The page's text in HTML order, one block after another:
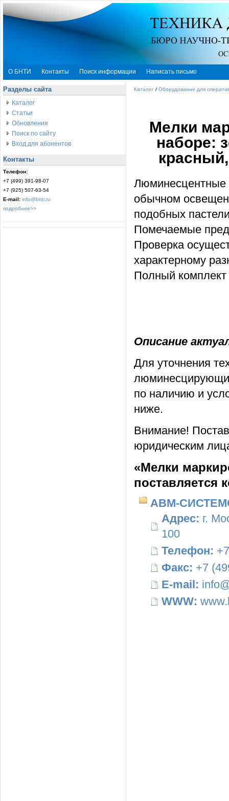
О БНТИ Контакты Поиск информации Написать письмо
Разделы сайта
Каталог
Статьи
Обновления
Поиск по сайту
Вход для абонентов
Контакты
Телефон:
+7 (499) 391-98-07
+7 (925) 507-63-54
E-mail: info@bnti.ru
подробнее>>
Каталог / Оборудование для
Мелки
наборе:
Люминесцентные
обычном
подобных
Помечаемые
Проверка
характерному
Полный комплект
Описание
Для уточнения
по наличию и
ниже.
Внимание!
юридическим
«Мелки
поставляется
АВМ-
Адрес: г.
100
Телефон:
Факс: +7
E-mail:
WWW: